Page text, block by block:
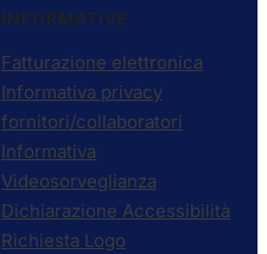
INFORMATIVE
Fatturazione elettronica
Informativa privacy
fornitori/collaboratori
Informativa
Videosorveglianza
Dichiarazione Accessibilità
Richiesta Logo